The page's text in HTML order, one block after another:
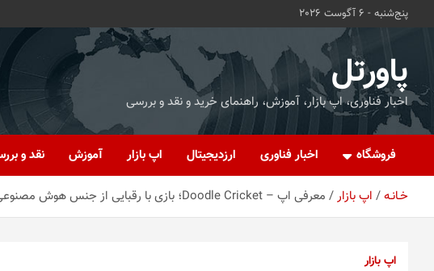
پنج‌شنبه - 6 آگوست 2026
پاورتل
اخبار فناوری، اپ بازار، آموزش، راهنمای خرید و نقد و بررسی
فروشگاه اخبار فناوری ارزدیجیتال اپ بازار آموزش نقد و
خـانـه اپ بازار معرفی اپ – Doodle Cricket؛ بازی با رقبایی از جنس هوش مصنوعی
اپ بازار